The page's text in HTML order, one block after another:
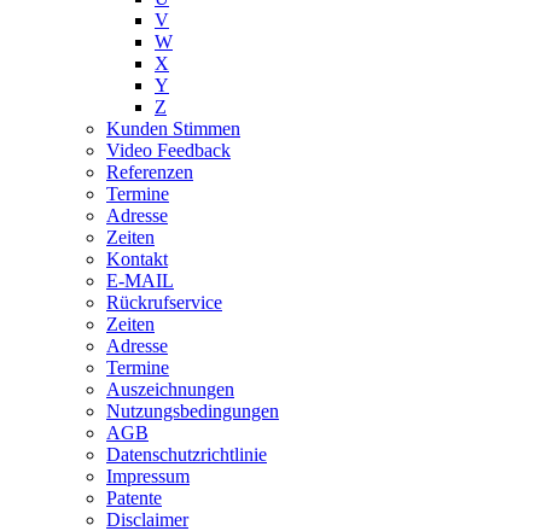
V
W
X
Y
Z
Kunden Stimmen
Video Feedback
Referenzen
Termine
Adresse
Zeiten
Kontakt
E-MAIL
Rückrufservice
Zeiten
Adresse
Termine
Auszeichnungen
Nutzungsbedingungen
AGB
Datenschutzrichtlinie
Impressum
Patente
Disclaimer